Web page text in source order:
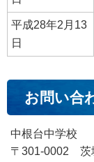
平成28年2月13
日
お問い合
中根台中学校
〒301-0002 茨